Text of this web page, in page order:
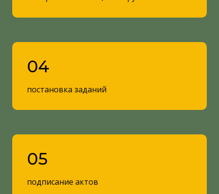
04
постановка заданий
05
подписание актов